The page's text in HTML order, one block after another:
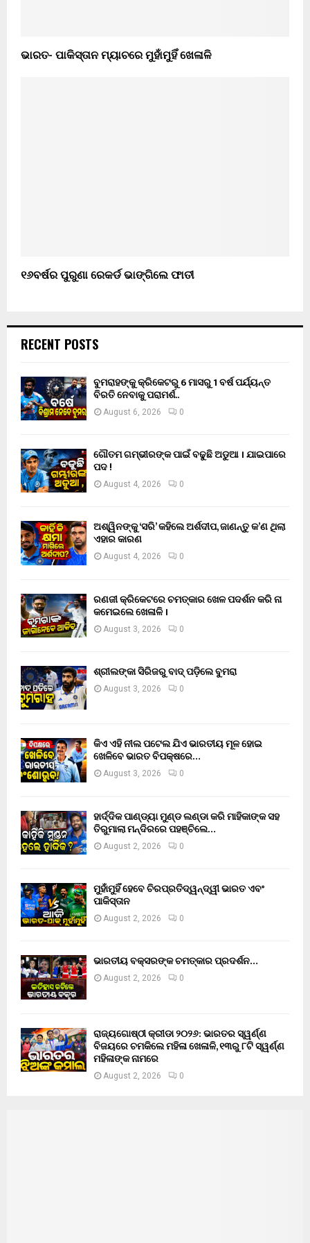
ଭାରତ- ପାକିସ୍ତାନ ମ୍ୟାଚରେ ମୁହାଁମୁହିଁ ଖେଳାଳି
୧୬ବର୍ଷର ପୁରୁଣା ରେକର୍ଡ ଭାଙ୍ଗିଲେ ଫାତୀ
RECENT POSTS
ବୁମରାହଙ୍କୁ କ୍ରିକେଟରୁ 6 ମାସରୁ 1 ବର୍ଷ ପର୍ଯ୍ୟନ୍ତ
ବିରତି ନେବାକୁ ପରାମର୍ଶ..
August 6, 2026 0
ଗୌତମ ଗମ୍ଭୀରଙ୍କ ପାଇଁ ବଢୁଛି ଅଡୁଆ । ଯାଇପାରେ
ପଦ !
August 4, 2026 0
ଅଶ୍ୱିନଙ୍କୁ ‘ସରି’ କହିଲେ ଅର୍ଶଦୀପ, ଜାଣନ୍ତୁ କ’ଣ ଥିଲା
ଏହାର କାରଣ
August 4, 2026 0
ରଣଜୀ କ୍ରିକେଟରେ ଚମତ୍କାର ଖେଳ ପଦର୍ଶନ କରି ନା
କମେଇଲେ ଖେଳାଳି ।
August 3, 2026 0
ଶ୍ରୀଲଙ୍କା ସିରିଜରୁ ବାଦ୍ ପଡ଼ିଲେ ବୁମରା
August 3, 2026 0
କିଏ ଏହି ନୀଲ ପଟେଲ ଯିଏ ଭାରତୀୟ ମୂଳ ହୋଇ
ଖେଳିବେ ଭାରତ ବିପକ୍ଷରେ…
August 3, 2026 0
ହାର୍ଦ୍ଦିକ ପାଣ୍ଡ୍ୟା ମୁଣ୍ଡ ଲଣ୍ଡା କରି ମାହିକାଙ୍କ ସହ
ତିରୁମାଲା ମନ୍ଦିରରେ ପହଞ୍ଚିଲେ…
August 2, 2026 0
ମୁହାଁମୁହିଁ ହେବେ ଚିରପ୍ରତିଦ୍ୱନ୍ଦ୍ୱୀ ଭାରତ ଏବଂ
ପାକିସ୍ତାନ
August 2, 2026 0
ଭାରତୀୟ ବକ୍ସରଙ୍କ ଚମତ୍କାର ପ୍ରଦର୍ଶନ…
August 2, 2026 0
ରାଜ୍ୟଗୋଷ୍ଠୀ କ୍ରୀଡା ୨୦୨୬: ଭାରତର ସ୍ୱର୍ଣ୍ଣ
ବିଜୟରେ ଚମକିଲେ ମହିଳା ଖେଳାଳି, ୧୩ରୁ ୮ଟି ସ୍ୱର୍ଣ୍ଣ
ମହିଳାଙ୍କ ନାମରେ
August 2, 2026 0